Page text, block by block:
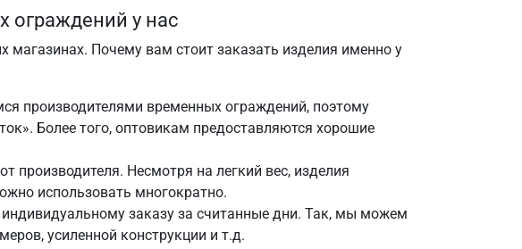
ограждений у нас
Почему вам стоит заказать изделия именно у
производителями временных ограждений, поэтому
Более того, оптовикам предоставляются хорошие
производителя. Несмотря на легкий вес, изделия
использовать многократно.
заказу за считанные дни. Так, мы можем
усиленной конструкции и т.д.